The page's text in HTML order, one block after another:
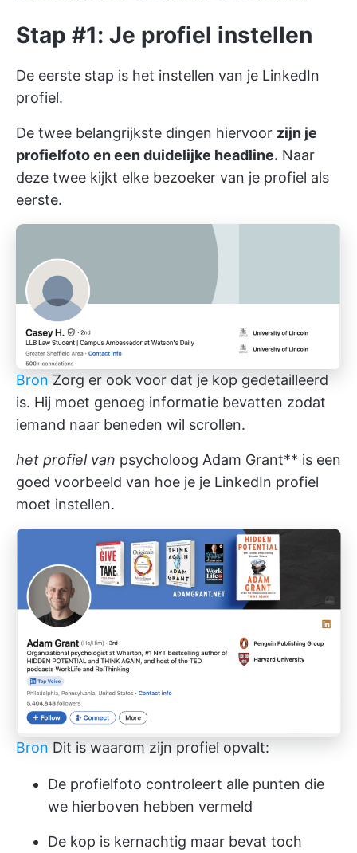
Stap #1: Je profiel instellen
De eerste stap is het instellen van je LinkedIn
profiel.
De twee belangrijkste dingen hiervoor zijn je
profielfoto en een duidelijke headline. Naar
deze twee kijkt elke bezoeker van je profiel als
eerste.
Bron Zorg er ook voor dat je kop gedetailleerd
is. Hij moet genoeg informatie bevatten zodat
iemand naar beneden wil scrollen.
het profiel van psycholoog Adam Grant** is een
goed voorbeeld van hoe je je LinkedIn profiel
moet instellen.
Bron Dit is waarom zijn profiel opvalt:
De profielfoto controleert alle punten die
we hierboven hebben vermeld
De kop is kernachtig maar bevat toch